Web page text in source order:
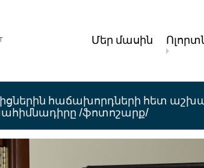
Մեր մասին
հաճախորդների հետ
/ֆոտոշարք/